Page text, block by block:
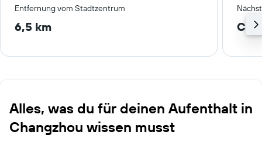
Entfernung vom Stadtzentrum
6,5 km
Alles, was du für deinen Aufenthalt in
Changzhou wissen musst